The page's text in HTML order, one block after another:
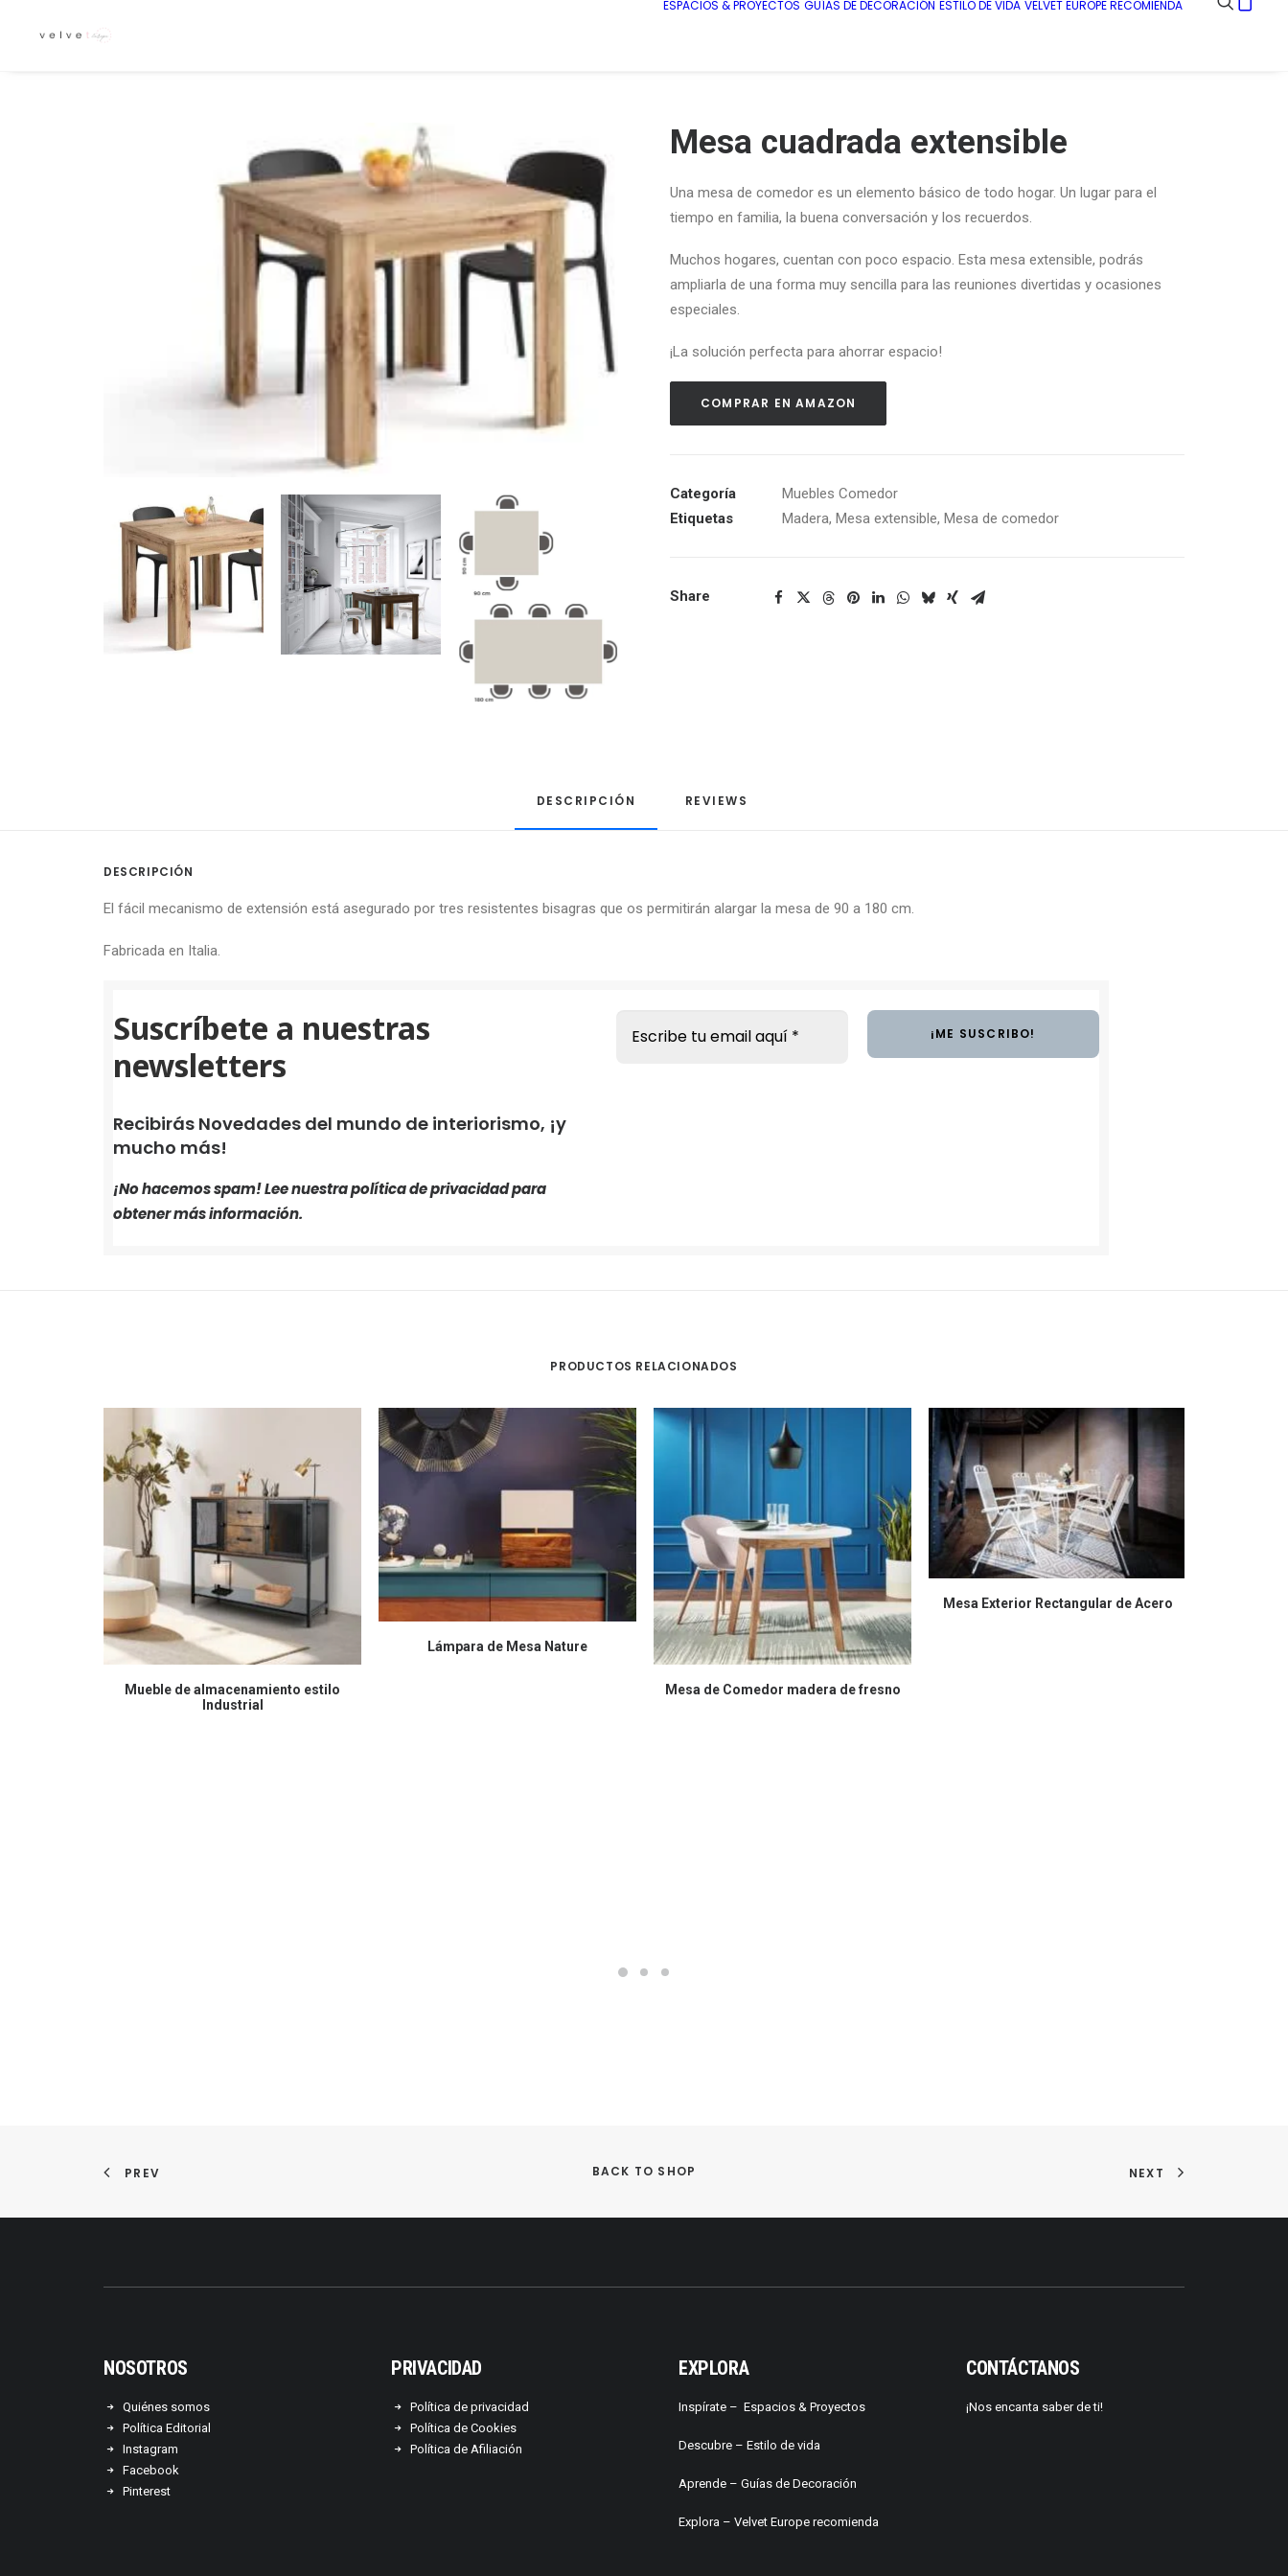
ESPACIOS & PROYECTOS GUÍAS DE DECORACIÓN ESTILO DE VIDA VELVET EUROPE RECOMIENDA
Mesa cuadrada extensible
Una mesa de comedor es un elemento básico de todo hogar. Un lugar para el
tiempo en familia, la buena conversación y los recuerdos.
Muchos hogares, cuentan con poco espacio. Esta mesa extensible, podrás
ampliarla de una forma muy sencilla para las reuniones divertidas y ocasiones
especiales.
¡La solución perfecta para ahorrar espacio!
COMPRAR EN AMAZON
Categoría
Muebles Comedor
Etiquetas
Madera, Mesa extensible, Mesa de comedor
Share
DESCRIPCIÓN REVIEWS
DESCRIPCIÓN
El fácil mecanismo de extensión está asegurado por tres resistentes bisagras que os permitirán alargar la mesa de 90 a 180 cm.
Fabricada en Italia.
Suscríbete a nuestras
newsletters
Recibirás Novedades del mundo de interiorismo, ¡y
mucho más!
¡No hacemos spam! Lee nuestrapolítica de privacidadpara
obtener más información.
PRODUCTOS RELACIONADOS
COMPRAR EN AMAZON
Mueble de almacenamiento estilo
Industrial
COMPRAR EN AMAZON
Lámpara de Mesa Nature
COMPRAR EN AMAZON
Mesa de Comedor madera de fresno
COMPRAR EN AMAZON
Mesa Exterior Rectangular de Acero
PREV BACK TO SHOP NEXT
NOSOTROS
Quiénes somos
Política Editorial
Instagram
Facebook
Pinterest
PRIVACIDAD
Política de privacidad
Política de Cookies
Política de Afiliación
EXPLORA
Inspírate – Espacios & Proyectos
Descubre – Estilo de vida
Aprende – Guías de Decoración
Explora – Velvet Europe recomienda
CONTÁCTANOS
¡Nos encanta saber de ti!